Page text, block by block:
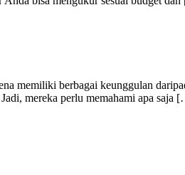
memiliki berbagai keunggulan
mereka perlu memahami apa saja